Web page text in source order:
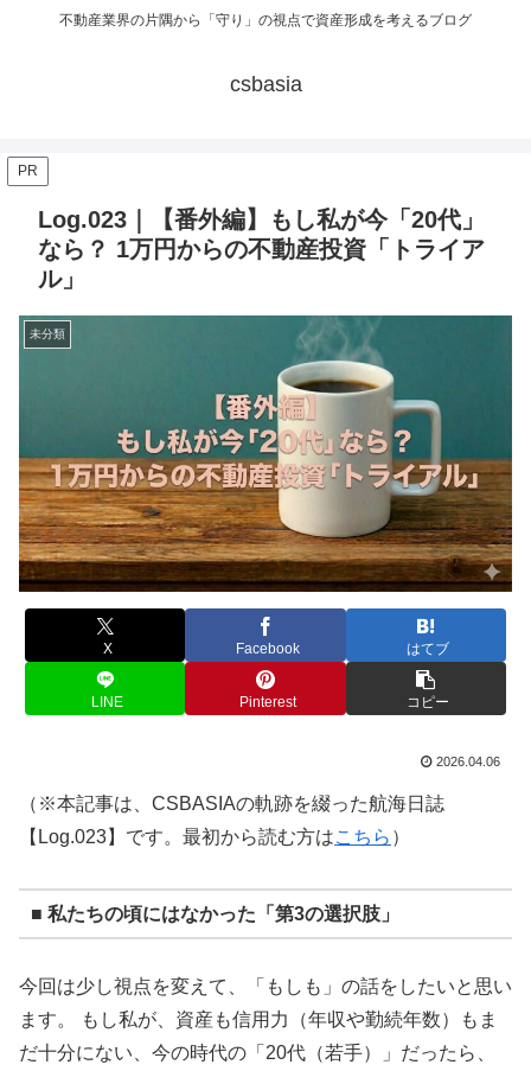
不動産業界の片隅から「守り」の視点で資産形成を考えるブログ
csbasia
PR
Log.023｜【番外編】もし私が今「20代」
なら？ 1万円からの不動産投資「トライア
ル」
未分類
X Facebook はてブ
LINE Pinterest コピー
2026.04.06
（※本記事は、CSBASIAの軌跡を綴った航海日誌
【Log.023】です。最初から読む方はこちら ）
■ 私たちの頃にはなかった「第3の選択肢」
今回は少し視点を変えて、「もしも」の話をしたいと思い
ます。 もし私が、資産も信用力（年収や勤続年数）もま
だ十分にない、今の時代の「20代（若手）」だったら、